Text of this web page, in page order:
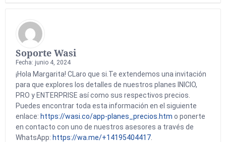
Soporte Wasi
Fecha: junio 4, 2024
¡Hola Margarita! CLaro que si.Te extendemos una invitación
para que explores los detalles de nuestros planes INICIO,
PRO y ENTERPRISE así como sus respectivos precios.
Puedes encontrar toda esta información en el siguiente
enlace: https://wasi.co/app-planes_precios.htm o ponerte
en contacto con uno de nuestros asesores a través de
WhatsApp: https://wa.me/+14195404417